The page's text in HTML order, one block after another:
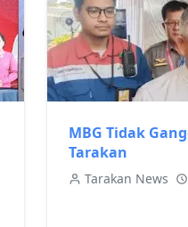
MBG Tidak
Tarakan
Tarakan News